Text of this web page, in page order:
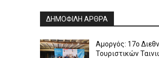
ΔΗΜΟΦΙΛΗ ΑΡΘΡΑ
Αμοργός: 17ο
Τουριστικών